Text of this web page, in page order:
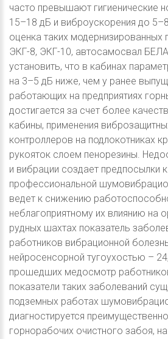
часто превышают гигиенические
15–18 дБ и виброускорения до
оценка таких модернизированных
ЭКГ-8, ЭКГ-10, автосамосвал
установить, что в кабинах
на 3–5 дБ ниже, чем у ранее
работающих на предприятиях
достигается за счет более
кабины, применения
контроллеров на подлокотниках
рукояток слоем пенорезины.
и вибрации создает предпосылки
профессиональной
ведет к снижению
неблагоприятному их влиянию на
рудных шахтах показатель
работников вибрационной
нейросенсорной тугоухостью –
прошедших медосмотр
показатели таких заболеваний
подземных работах
диагностируется
горнорабочих очистного забоя,